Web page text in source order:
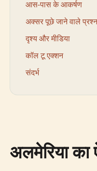
आस-पास के आकर्षण
अक्सर पूछे जाने वाले
दृश्य और मीडिया
कॉल टू एक्शन
संदर्भ
अलमेरिया का